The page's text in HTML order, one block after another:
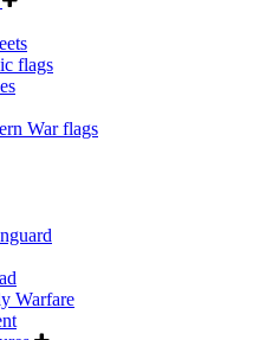
flags
War flags
Warfare